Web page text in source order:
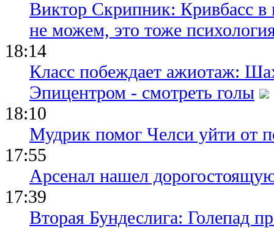
Виктор Скрипник: Кривбасс в
не можем, это тоже
18:14
Класс побеждает ажиотаж:
Эпицентром - смотреть голы
18:10
Мудрик помог Челси уйти от
17:55
Арсенал нашел
17:39
Вторая Бундеслига: Голепад